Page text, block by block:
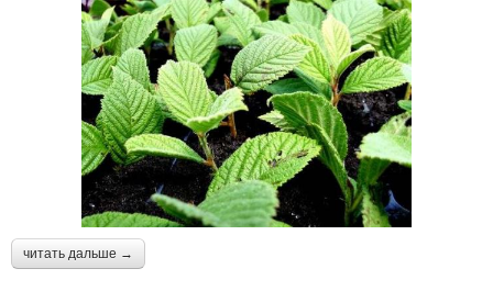
читать дальше →